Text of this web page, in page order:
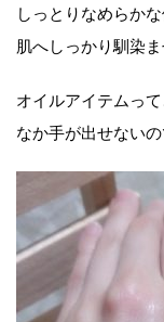
しっとりなめらかな
肌へしっかり馴染
オイルアイテムっ
なか手が出せない